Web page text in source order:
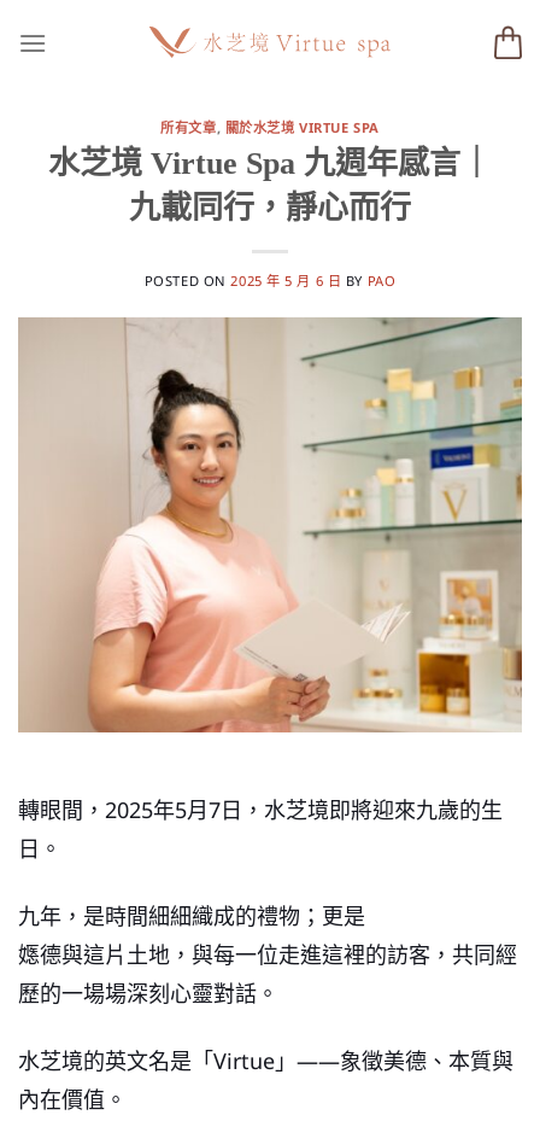
所有文章, 關於水芝境 VIRTUE SPA
水芝境 Virtue Spa 九週年感言｜
九載同行，靜心而行
POSTED ON 2025 年 5 月 6 日 BY PAO
轉眼間，2025年5月7日，水芝境即將迎來九歲的生
日。
九年，是時間細細織成的禮物；更是
嫕德與這片土地，與每一位走進這裡的訪客，共同經
歷的一場場深刻心靈對話。
水芝境的英文名是「Virtue」——象徵美德、本質與
內在價值。